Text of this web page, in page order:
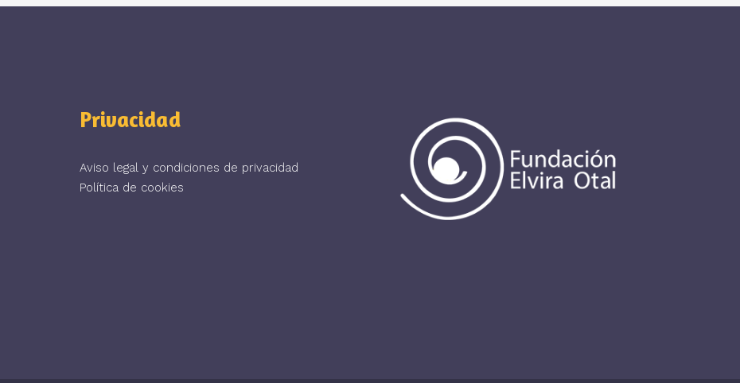
Privacidad
Aviso legal y condiciones de privacidad
Política de cookies